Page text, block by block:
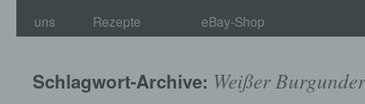
Inhalt
uns
Rezepte
eBay-Shop
Schlagwort-Archive: Weißer Burgunder